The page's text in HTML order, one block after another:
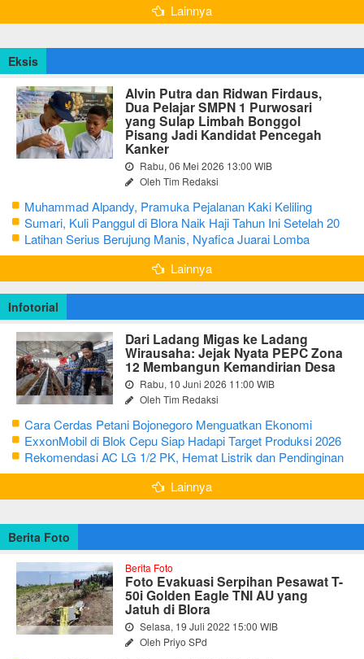
Lainnya
Eksis
Alvin Putra dan Ridwan Firdaus,
Dua Pelajar SMPN 1 Purwosari
yang Sulap Limbah Bonggol
Pisang Jadi Kandidat Pencegah
Kanker
Rabu, 06 Mei 2026 13:00 WIB
Oleh Tim Redaksi
Muhammad Alpandy, Pramuka Pejalanan Kaki Keliling
Nusantara dengan Misi Literasi Budaya
Sumari, Kuli Panggul di Blora Naik Haji Tahun Ini Setelah 20
Tahun Sisihkan Uang Receh
Latihan Serius Berujung Manis, Nyafica Juarai Lomba
Bertutur tentang Nilai Hidup Orang Samin
Lainnya
Infotorial
Dari Ladang Migas ke Ladang
Wirausaha: Jejak Nyata PEPC Zona
12 Membangun Kemandirian Desa
Rabu, 10 Juni 2026 11:00 WIB
Oleh Tim Redaksi
Cara Cerdas Petani Bojonegoro Menguatkan Ekonomi
Keluarga
ExxonMobil di Blok Cepu Siap Hadapi Target Produksi 2026
Rekomendasi AC LG 1/2 PK, Hemat Listrik dan Pendinginan
Maksimal
Lainnya
Berita Foto
Berita Foto
Foto Evakuasi Serpihan Pesawat T-
50i Golden Eagle TNI AU yang
Jatuh di Blora
Selasa, 19 Juli 2022 15:00 WIB
Oleh Priyo SPd